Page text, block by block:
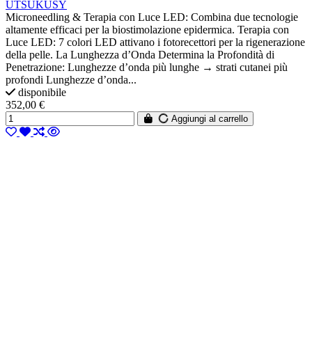
UTSUKUSY
Microneedling & Terapia con Luce LED: Combina due tecnologie
altamente efficaci per la biostimolazione epidermica. Terapia con
Luce LED: 7 colori LED attivano i fotorecettori per la rigenerazione
della pelle. La Lunghezza d’Onda Determina la Profondità di
Penetrazione: Lunghezze d’onda più lunghe → strati cutanei più
profondi Lunghezze d’onda...
disponibile
352,00 €
Aggiungi al carrello